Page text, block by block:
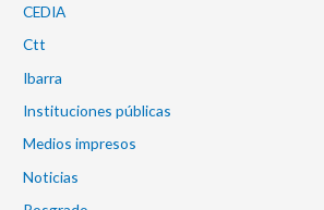
CEDIA
Ctt
Ibarra
Instituciones públicas
Medios impresos
Noticias